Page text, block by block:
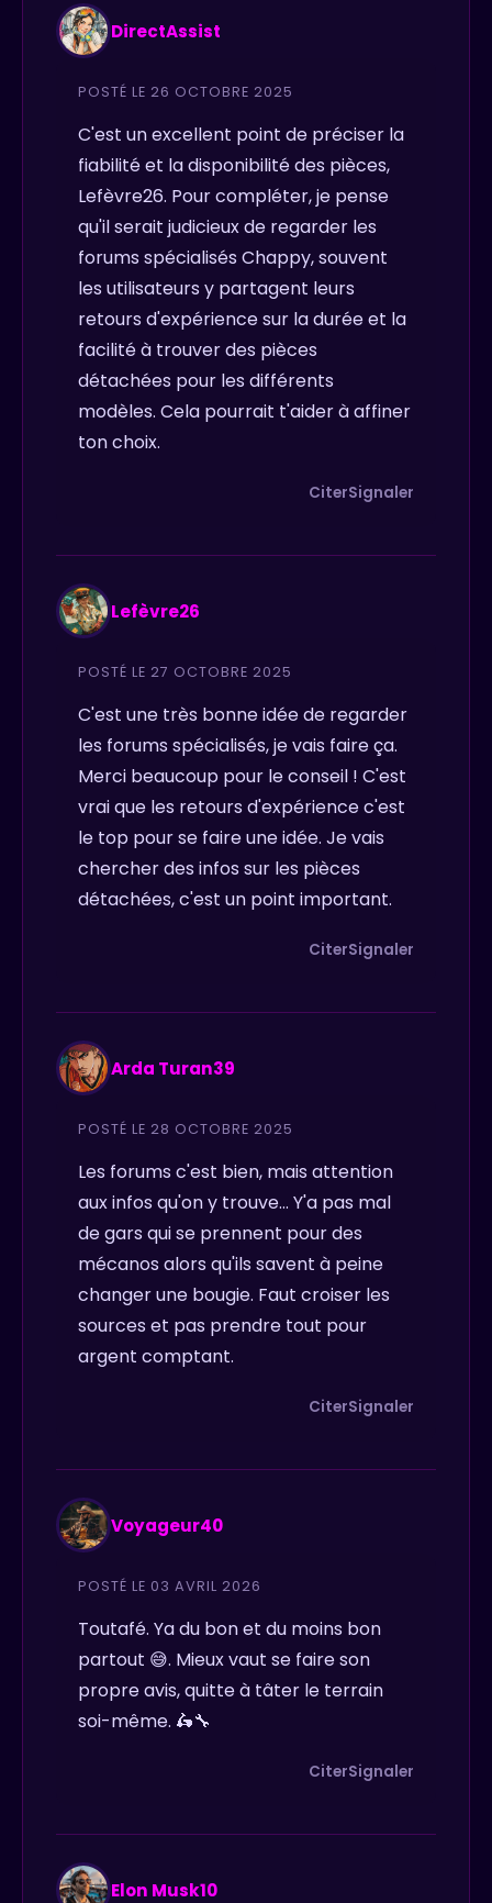
DirectAssist
POSTÉ LE 26 OCTOBRE 2025
C'est un excellent point de préciser la
fiabilité et la disponibilité des pièces,
Lefèvre26. Pour compléter, je pense
qu'il serait judicieux de regarder les
forums spécialisés Chappy, souvent
les utilisateurs y partagent leurs
retours d'expérience sur la durée et la
facilité à trouver des pièces
détachées pour les différents
modèles. Cela pourrait t'aider à affiner
ton choix.
CiterSignaler
Lefèvre26
POSTÉ LE 27 OCTOBRE 2025
C'est une très bonne idée de regarder
les forums spécialisés, je vais faire ça.
Merci beaucoup pour le conseil ! C'est
vrai que les retours d'expérience c'est
le top pour se faire une idée. Je vais
chercher des infos sur les pièces
détachées, c'est un point important.
CiterSignaler
Arda Turan39
POSTÉ LE 28 OCTOBRE 2025
Les forums c'est bien, mais attention
aux infos qu'on y trouve... Y'a pas mal
de gars qui se prennent pour des
mécanos alors qu'ils savent à peine
changer une bougie. Faut croiser les
sources et pas prendre tout pour
argent comptant.
CiterSignaler
Voyageur40
POSTÉ LE 03 AVRIL 2026
Toutafé. Ya du bon et du moins bon
partout 😅. Mieux vaut se faire son
propre avis, quitte à tâter le terrain
soi-même. 🛵🔧
CiterSignaler
Elon Musk10